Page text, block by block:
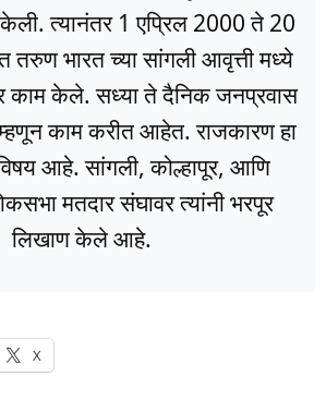
त्यानंतर 1 एप्रिल 2000 ते 20
भारत च्या सांगली आवृत्ती मध्ये
काम केले. सध्या ते दैनिक जनप्रवास
काम करीत आहेत. राजकारण हा
आहे. सांगली, कोल्हापूर, आणि
मतदार संघावर त्यांनी भरपूर
लिखाण केले आहे.
X